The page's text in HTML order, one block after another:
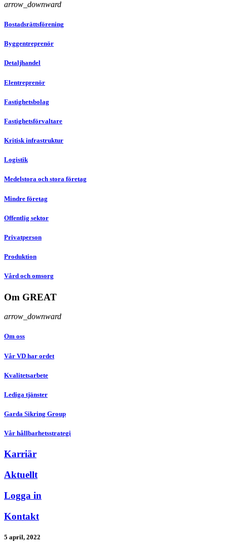
arrow_downward
Bostadsrättsförening
Byggentreprenör
Detaljhandel
Elentreprenör
Fastighetsbolag
Fastighetsförvaltare
Kritisk infrastruktur
Logistik
Medelstora och stora företag
Mindre företag
Offentlig sektor
Privatperson
Produktion
Vård och omsorg
Om GREAT
arrow_downward
Om oss
Vår VD har ordet
Kvalitetsarbete
Lediga tjänster
Garda Sikring Group
Vår hållbarhetsstrategi
Karriär
Aktuellt
Logga in
Kontakt
5 april, 2022